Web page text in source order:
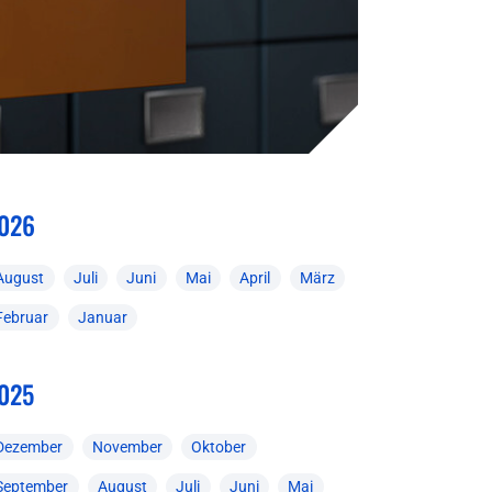
Juli Juni Mai April März
Januar
November Oktober
August Juli Juni Mai